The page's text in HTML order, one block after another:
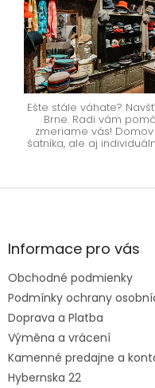
Ešte stále váhate?
Brne. Radi vám
zmeriame vás!
šatníka, ale aj
Z
ä
e
Informace pro vás
Obchodné podmienky
Podmínky ochrany
Doprava a Platba
Výměna a vrácení
Kamenné predajne a
Hybernska 22